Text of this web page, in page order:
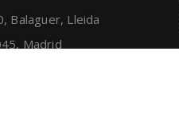
Balaguer, Lleida
Madrid